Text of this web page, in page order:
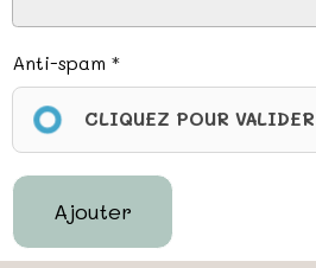
Anti-spam
CLIQUEZ POUR VALIDER
Ajouter